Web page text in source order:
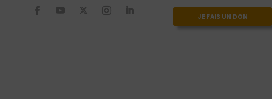
JE FAIS UN DON